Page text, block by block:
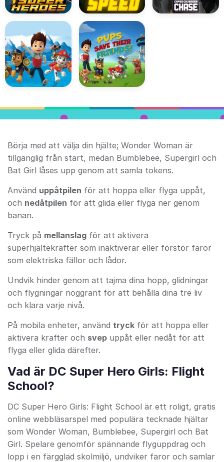
Börja med att välja din hjälte; Wonder Woman är
tillgänglig från start, medan Bumblebee, Supergirl och
Bat Girl låses upp genom att samla tokens.
Använd uppåtpilen för att hoppa eller flyga uppåt,
och nedåtpilen för att glida eller flyga ner genom
banan.
Tryck på mellanslag för att aktivera
superhjältekrafter som inaktiverar eller förstör faror
som elektriska fällor och lådor.
Undvik hinder genom att tajma dina hopp, glidningar
och flygningar noggrant för att behålla dina tre liv
och klara varje nivå.
På mobila enheter, använd tryck för att hoppa eller
aktivera krafter och svep uppåt eller nedåt för att
flyga eller glida därefter.
Vad är DC Super Hero Girls: Flight
School?
DC Super Hero Girls: Flight School är ett roligt, gratis
online webbläsarspel med populära tecknade hjältar
som Wonder Woman, Bumblebee, Supergirl och Bat
Girl. Spelare genomför spännande flyguppdrag och
lopp i en färgglad skolmiljö, undviker faror och samlar